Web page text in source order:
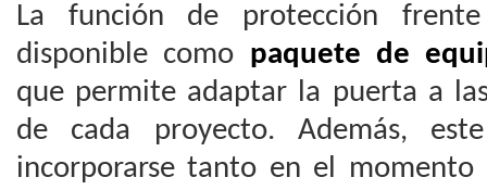
La función de protección
disponible como paquete de
que permite adaptar la puerta a
de cada proyecto. Además,
incorporarse tanto en el